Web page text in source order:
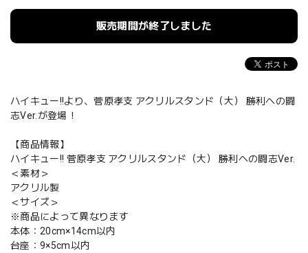
販売期間が終了しました
ハイキュー!!より、菅原孝支 アクリルスタンド（大） 勝利への闘
志Ver.が登場！
【商品情報】
ハイキュー!! 菅原孝支 アクリルスタンド（大） 勝利への闘志Ver.
＜素材＞
アクリル製
＜サイズ＞
※商品によって異なります
本体：20cm×14cm以内
台座：9×5cm以内